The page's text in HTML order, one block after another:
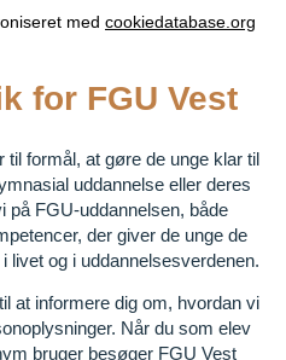
med cookiedatabase.org
for FGU Vest
til formål, at gøre de unge klar til
uddannelse eller deres
på FGU-uddannelsen, både
der giver de unge de
livet og i uddannelsesverdenen.
at informere dig om, hvordan vi
Når du som elev
bruger besøger FGU Vest